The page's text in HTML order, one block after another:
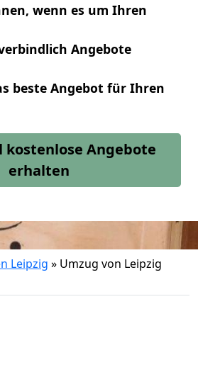
wenn es um Ihren
Angebote
beste Angebot für Ihren
kostenlose Angebote
erhalten
Leipzig » Umzug von Leipzig